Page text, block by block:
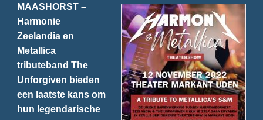
MAASHORST –
Harmonie
Zeelandia en
Metallica
tributeband The
Unforgiven bieden
een laatste kans om
hun legendarische